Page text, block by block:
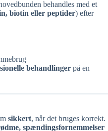
behandles med et
biotin eller peptider) efter
behandlinger på en
sikkert, når det bruges korrekt.
spændingsfornemmelser